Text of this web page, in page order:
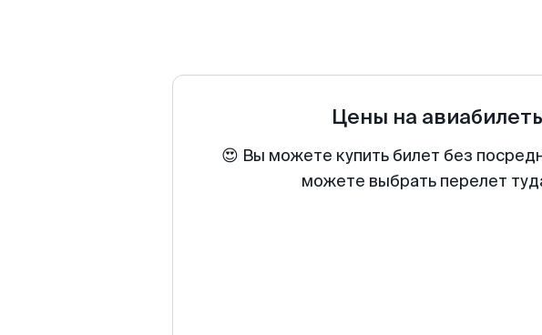
Цены на
😍 Вы можете купить билет без
можете выбрать перелет